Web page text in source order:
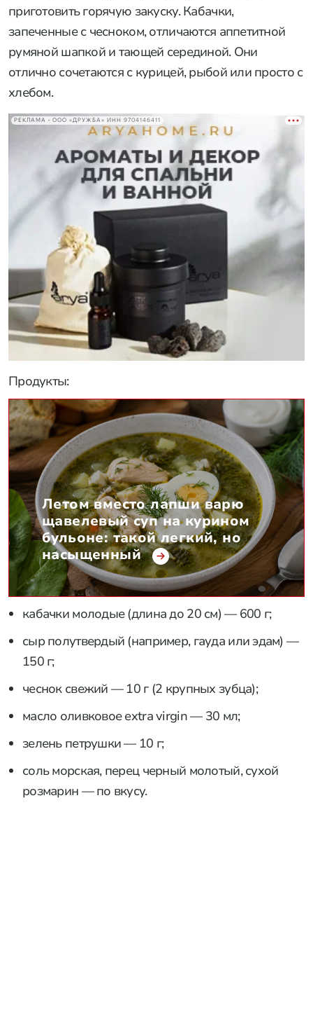
приготовить горячую закуску. Кабачки,
запеченные с чесноком, отличаются аппетитной
румяной шапкой и тающей серединой. Они
отлично сочетаются с курицей, рыбой или просто с
хлебом.
РЕКЛАМА • ООО «ДРУЖБА» ИНН 9704146411
Продукты:
Летом вместо лапши варю
щавелевый суп на курином
бульоне: такой легкий, но
насыщенный
кабачки молодые (длина до 20 см) — 600 г;
сыр полутвердый (например, гауда или эдам) —
150 г;
чеснок свежий — 10 г (2 крупных зубца);
масло оливковое extra virgin — 30 мл;
зелень петрушки — 10 г;
соль морская, перец черный молотый, сухой
розмарин — по вкусу.